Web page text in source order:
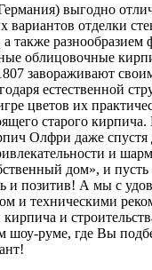
выгодно
вариантов отделки
также разнообразием
облицовочные
завораживают
естественной
цветов их
старого
Олфри даже спустя
и
дом», и
и позитив! А мы с
и техническими
и
руме, где Вы